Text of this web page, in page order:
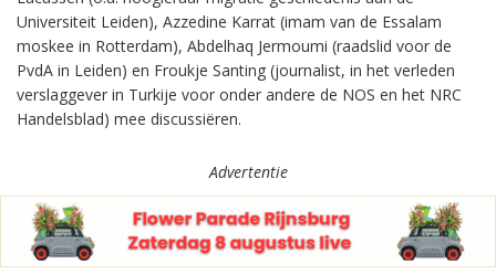
Universiteit Leiden), Azzedine Karrat (imam van de Essalam
moskee in Rotterdam), Abdelhaq Jermoumi (raadslid voor de
PvdA in Leiden) en Froukje Santing (journalist, in het verleden
verslaggever in Turkije voor onder andere de NOS en het NRC
Handelsblad) mee discussiëren.
Advertentie